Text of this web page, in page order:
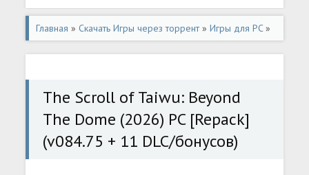
Главная » Скачать Игры через торрент»Игры для PC»
Стратегии/Strategy,РПГ/RPG
The Scroll of Taiwu: Beyond
The Dome (2026) PC [Repack]
(v084.75 + 11 DLC/бонусов)